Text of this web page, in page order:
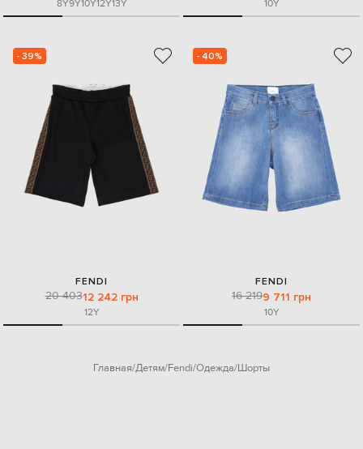
8Y9Y10Y12Y13Y 10Y
- 39%
FENDI
20 40312 242 грн
12Y
- 40%
FENDI
16 2199 711 грн
10Y
Главная Детям Fendi Одежда Шорты